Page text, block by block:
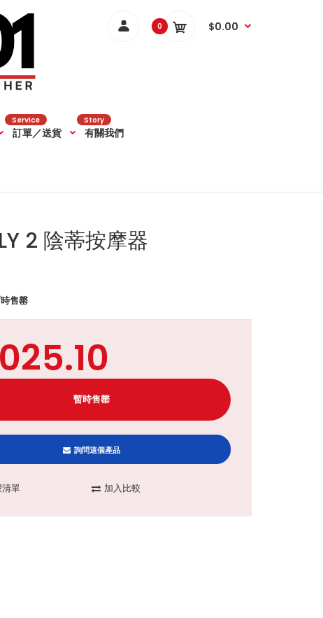
0 $0.00
訂單／送貨
Service
有關我們
Story
2 陰蒂按摩器
售罄
詢問這個產品
單 加入比較